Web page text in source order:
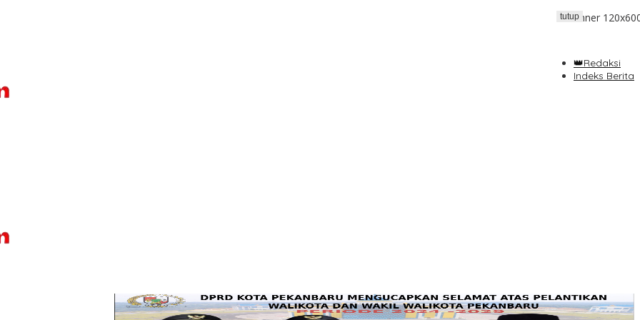
👑Redaksi
Indeks Berita
tutup